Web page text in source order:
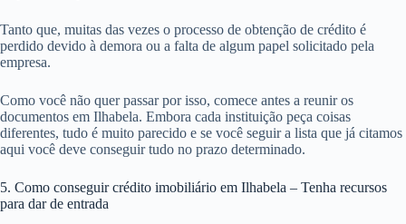
Tanto que, muitas das vezes o processo de obtenção de crédito é
perdido devido à demora ou a falta de algum papel solicitado pela
empresa.
Como você não quer passar por isso, comece antes a reunir os
documentos em Ilhabela. Embora cada instituição peça coisas
diferentes, tudo é muito parecido e se você seguir a lista que já citamos
aqui você deve conseguir tudo no prazo determinado.
5. Como conseguir crédito imobiliário em Ilhabela – Tenha recursos
para dar de entrada